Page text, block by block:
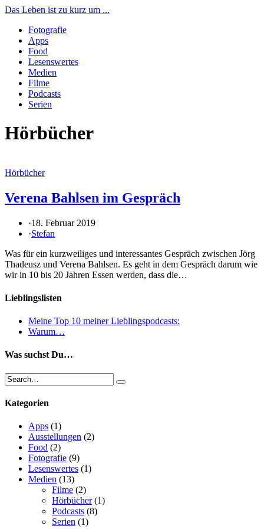
Das Leben ist zu kurz um ...
Fotografie
Apps
Food
Lesenswertes
Medien
Filme
Podcasts
Serien
Hörbücher
Hörbücher
Verena Bahlsen im Gespräch
·18. Februar 2019
·Stefan
Was für ein kurzweiliges und interessantes Gespräch zwischen Jörg
Thadeusz und Verena Bahlsen. Es geht in dem Gespräch darum wie
wir in 10 bis 20 Jahren Essen werden, dass die…
Lieblingslisten
Meine Top 10 meiner Lieblingspodcasts:
Warum…
Was suchst Du…
Kategorien
Apps (1)
Ausstellungen (2)
Food (2)
Fotografie (9)
Lesenswertes (1)
Medien (13)
Filme (2)
Hörbücher(1)
Podcasts (8)
Serien (1)